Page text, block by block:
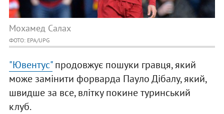
Мохамед Салах
ФОТО: EPA/UPG
"Ювентус"продовжує пошуки гравця, який
може замінити форварда Пауло Дібалу, який,
швидше за все, влітку покине туринський
клуб.